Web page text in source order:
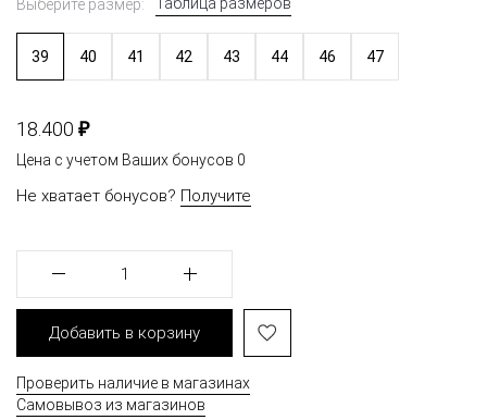
Выберите размер:
39 40 41 42 43 44 46 47
18.400 ₽
Цена с учетом Ваших бонусов 0
Не хватает бонусов? Получите
1
Добавить в корзину
Проверить наличие в магазинах
Самовывоз из магазинов